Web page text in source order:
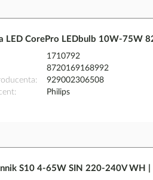
LED CorePro LEDbulb 10W-75W
1710792
8720169168992
929002306508
Philips
S10 4-65W SIN 220-240V WH